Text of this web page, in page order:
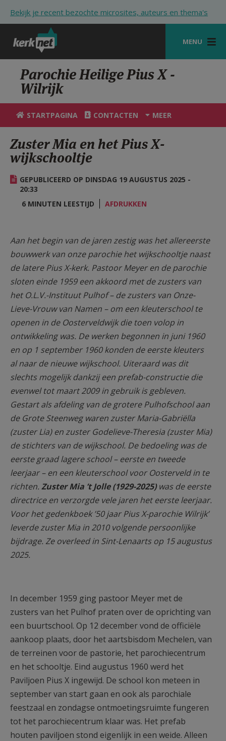
Bekijk je recent bezochte microsites, auteurs en thema's
MENU
STARTPAGINA
KERK
VIERINGEN
ZOEKEN
HULP
STARTPAGINA PORTAAL
AANMELDEN OF REGISTREREN
Parochie Heilige Pius X -
Wilrijk
STARTPAGINA CONTACTEN MEER
Zuster Mia en het Pius X-
wijkschooltje
GEPUBLICEERD OP DINSDAG 19 AUGUSTUS 2025 -
20:33
6 MINUTEN LEESTIJD
AFDRUKKEN
Aan het begin van de jaren zestig was het allereerste
bouwwerk van onze parochie het wijkschooltje naast
de latere Pius X-kerk. Pastoor Meyer en de parochie
sloten einde 1959 een akkoord met de zusters van
het O.L.V.-Instituut Pulhof – de zusters van Onze-
Lieve-Vrouw van Namen – om een kleuterschool te
openen in de Oosterveldwijk die toen volop in
ontwikkeling was. De werken begonnen in juni 1960
en op 1 september 1960 konden de eerste kleuters
al naar de nieuwe wijkschool. Uiteraard was dit
slechts mogelijk dankzij een prefab-constructie die
evenwel tot maart 2009 in gebruik is gebleven.
Gestart als afdeling van de grotere Pulhofschool aan
de Grote Steenweg waren zuster Maria-Gabriëlla
(zuster Lia) en zuster Godelieve-Theresia (zuster Mia)
de stichters van de wijkschool. De bedoeling was de
eerste graad lagere school – eerste en tweede
leerjaar – en een kleuterschool voor Oosterveld in te
richten. Zuster Mia ’t Jolle (1929-2025)was de eerste
directrice en verzorgde vele jaren het eerste leerjaar.
Voor het gedenkboek ’50 jaar Pius X-parochie Wilrijk’
leverde zuster Mia in 2010 volgende persoonlijke
bijdrage. Ze overleed in Sint-Lenaarts op 15 augustus
2025.
In december 1959 ging pastoor Meyer met de
zusters van het Pulhof praten over de oprichting van
een buurtschool. Op 12 december vond de officiële
aankoop plaats, door het aartsbisdom Mechelen, van
de terreinen voor de pastorie, het parochiecentrum
en het schooltje. Eind augustus 1960 werd het
Paviljoen Pius X ingewijd. De school kon meteen in
september van start gaan en ook als parochiale
feestzaal en zondagse ontmoetingsruimte fungeren
tot het parochiecentrum klaar was. Het prefab
houten paviljoen stond eigenlijk in een weide. Alleen